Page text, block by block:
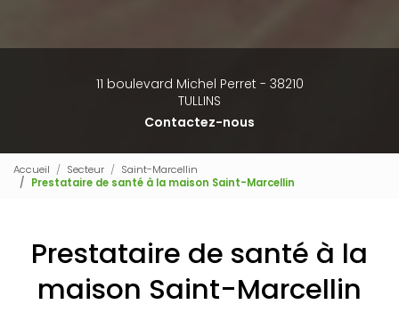
11 boulevard Michel Perret - 38210
TULLINS
Contactez-nous
Accueil Secteur
Saint-Marcellin
Prestataire de santé à la maison Saint-Marcellin
Prestataire de santé à la
maison Saint-Marcellin